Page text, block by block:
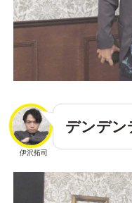
伊沢拓司
デンデン